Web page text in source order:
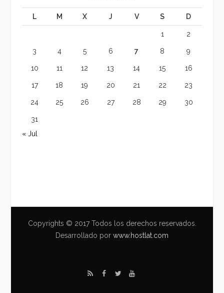
L M X J V S D
1 2
3 4 5 6 7 8 9
10 11 12 13 14 15 16
17 18 19 20 21 22 23
24 25 26 27 28 29 30
31
« Jul
Copyrights © 2017 Todos los derechos reservados.
Desarrollado por www.hostlat.com
R
F
T
Y